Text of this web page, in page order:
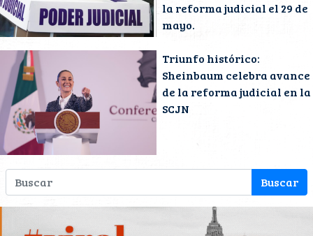
la reforma judicial el 29 de
mayo.
Triunfo histórico:
Sheinbaum celebra avance
de la reforma judicial en la
SCJN